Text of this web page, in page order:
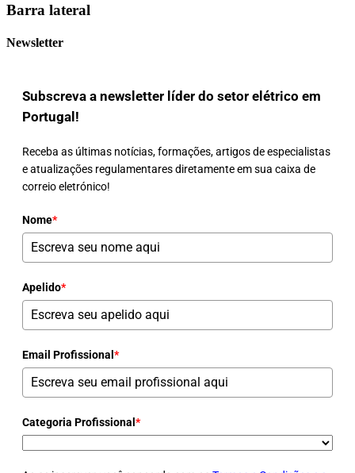
Barra lateral
Newsletter
Subscreva a newsletter líder do setor elétrico em
Portugal!
Receba as últimas notícias, formações, artigos de especialistas
e atualizações regulamentares diretamente em sua caixa de
correio eletrónico!
Nome*
Apelido*
Email Profissional *
Categoria Profissional *